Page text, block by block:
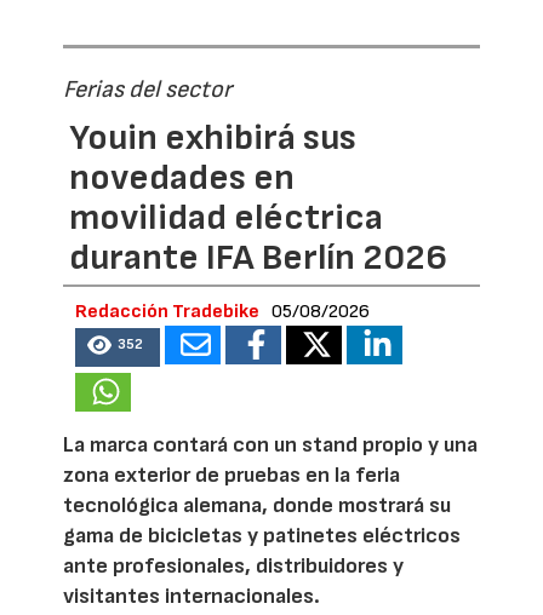
Ferias del sector
Youin exhibirá sus
novedades en
movilidad eléctrica
durante IFA Berlín 2026
Redacción Tradebike 05/08/2026
352
La marca contará con un stand propio y una
zona exterior de pruebas en la feria
tecnológica alemana, donde mostrará su
gama de bicicletas y patinetes eléctricos
ante profesionales, distribuidores y
visitantes internacionales.